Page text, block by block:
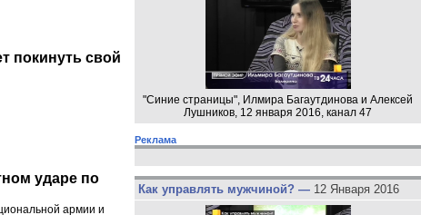
покинуть свой
ударе по
армии и
"Синие страницы", Илмира Багаутдинова и Алексей
Лушников, 12 января 2016, канал 47
Реклама
Как управлять мужчиной? — 12 Января 2016